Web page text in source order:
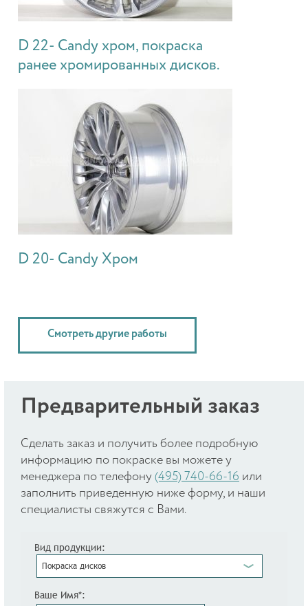
D 22- Candy хром, покраска
ранее хромированных дисков.
D 20- Candy Хром
Смотреть другие работы
Предварительный заказ
Cделать заказ и получить более подробную
информацию по покраске вы можете у
менеджера по телефону (495) 740-66-16 или
заполнить приведенную ниже форму, и наши
специалисты свяжутся с Вами.
Вид продукции:
Покраска дисков
Ваше Имя*: